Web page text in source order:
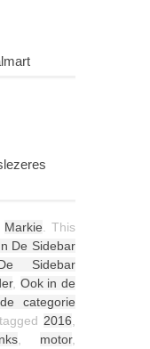
Markie . This
De Sidebar
Sidebar
, Ook in de
categorie
2016
, motor,